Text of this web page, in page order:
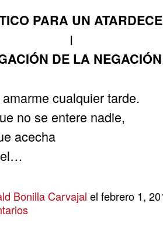
PARA UN
I
DE LA NEGACIÓN
cualquier tarde.
no se entere nadie,
acecha
Bonilla Carvajal el febrero 1,